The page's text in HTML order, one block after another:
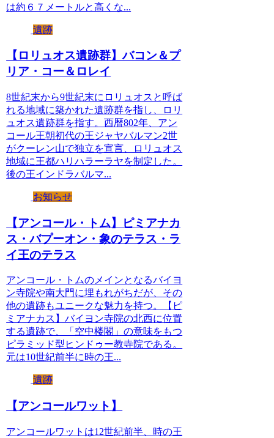
は約６７メートルと高くな...
遺跡
【ロリュオス遺跡群】バコン＆プ
リア・コー＆ロレイ
8世紀末から9世紀末にロリュオスと呼ば
れる地域に築かれた遺跡群を指し、ロリ
ュオス遺跡群を指す。西暦802年、アン
コール王朝初代の王ジャヤバルマン2世
がクーレン山で独立を宣言、ロリュオス
地域に王都ハリハラーラヤを制定した。
後の王インドラバルマ...
お知らせ
【アンコール・トム】ピミアナカ
ス・バプーオン・象のテラス・ラ
イ王のテラス
アンコール・トムのメインとなるバイヨ
ン寺院や南大門に埋もれがちだが、その
他の遺跡もユニークな魅力を持つ。【ピ
ミアナカス】バイヨン寺院の北西に位置
する遺跡で、「空中楼閣」の意味をもつ
ピラミッド型ヒンドゥー教寺院である。
元は10世紀前半に時の王...
遺跡
【アンコールワット】
アンコールワットは12世紀前半、時の王